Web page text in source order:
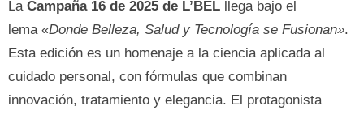
La Campaña 16 de 2025 de L’BEL llega bajo el
lema «Donde Belleza, Salud y Tecnología se Fusionan».
Esta edición es un homenaje a la ciencia aplicada al
cuidado personal, con fórmulas que combinan
innovación, tratamiento y elegancia. El protagonista